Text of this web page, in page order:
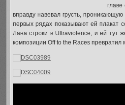
главе
вправду навевал грусть,
первых рядах показывают ей плакат
Лана строки в Ultraviolence, и ей тут
композиции Off to the Races